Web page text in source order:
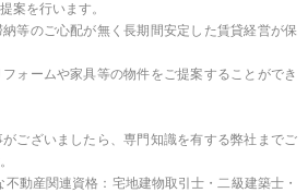
案を行います。
等のご心配が無く長期間安定した賃貸経営が保
ォームや家具等の物件をご提案することができ
ございましたら、専門知識を有する弊社までご
動産関連資格：宅地建物取引士・二級建築士・